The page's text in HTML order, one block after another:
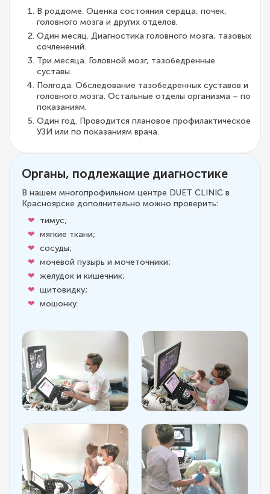
В роддоме. Оценка состояния сердца, почек,
головного мозга и других отделов.
Один месяц. Диагностика головного мозга, тазовых
сочленений.
Три месяца. Головной мозг, тазобедренные
суставы.
Полгода. Обследование тазобедренных суставов и
головного мозга. Остальные отделы организма – по
показаниям.
Один год. Проводится плановое профилактическое
УЗИ или по показаниям врача.
Органы, подлежащие диагностике
В нашем многопрофильном центре DUET CLINIC в
Красноярске дополнительно можно проверить:
тимус;
мягкие ткани;
сосуды;
мочевой пузырь и мочеточники;
желудок и кишечник;
щитовидку;
мошонку.